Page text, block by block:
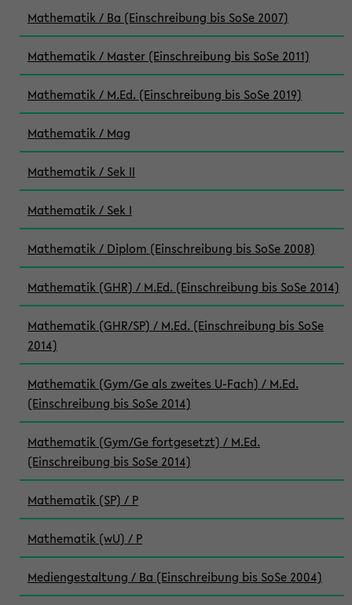
Mathematik / Ba (Einschreibung bis SoSe 2007)
Mathematik / Master (Einschreibung bis SoSe 2011)
Mathematik / M.Ed. (Einschreibung bis SoSe 2019)
Mathematik / Mag
Mathematik / Sek II
Mathematik / Sek I
Mathematik / Diplom (Einschreibung bis SoSe 2008)
Mathematik (GHR) / M.Ed. (Einschreibung bis SoSe 2014)
Mathematik (GHR/SP) / M.Ed. (Einschreibung bis SoSe
2014)
Mathematik (Gym/Ge als zweites U-Fach) / M.Ed.
(Einschreibung bis SoSe 2014)
Mathematik (Gym/Ge fortgesetzt) / M.Ed.
(Einschreibung bis SoSe 2014)
Mathematik (SP) / P
Mathematik (wU) / P
Mediengestaltung / Ba (Einschreibung bis SoSe 2004)